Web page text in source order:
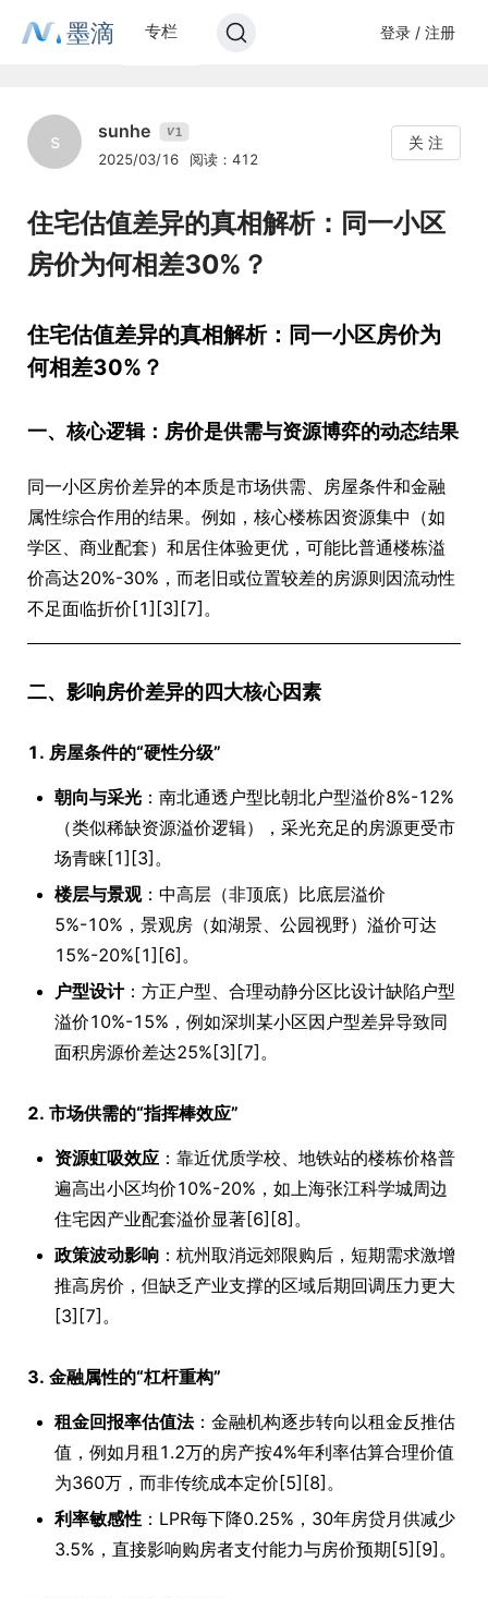
墨滴 专栏 登录 / 注册
s sunhe V1
2025/03/16 阅读：412
关 注
住宅估值差异的真相解析：同一小区
房价为何相差30%？
住宅估值差异的真相解析：同一小区房价为
何相差30%？
一、核心逻辑：房价是供需与资源博弈的动态结果
同一小区房价差异的本质是市场供需、房屋条件和金融
属性综合作用的结果。例如，核心楼栋因资源集中（如
学区、商业配套）和居住体验更优，可能比普通楼栋溢
价高达20%-30%，而老旧或位置较差的房源则因流动性
不足面临折价[1][3][7]。
二、影响房价差异的四大核心因素
1. 房屋条件的“硬性分级”
朝向与采光 ：南北通透户型比朝北户型溢价8%-12%
（类似稀缺资源溢价逻辑），采光充足的房源更受市
场青睐[1][3]。
楼层与景观：中高层（非顶底）比底层溢价
5%-10%，景观房（如湖景、公园视野）溢价可达
15%-20%[1][6]。
户型设计：方正户型、合理动静分区比设计缺陷户型
溢价10%-15%，例如深圳某小区因户型差异导致同
面积房源价差达25%[3][7]。
2. 市场供需的“指挥棒效应”
资源虹吸效应 ：靠近优质学校、地铁站的楼栋价格普
遍高出小区均价10%-20%，如上海张江科学城周边
住宅因产业配套溢价显著[6][8]。
政策波动影响 ：杭州取消远郊限购后，短期需求激增
推高房价，但缺乏产业支撑的区域后期回调压力更大
[3][7]。
3. 金融属性的“杠杆重构”
租金回报率估值法：金融机构逐步转向以租金反推估
值，例如月租1.2万的房产按4%年利率估算合理价值
为360万，而非传统成本定价[5][8]。
利率敏感性 ：LPR每下降0.25%，30年房贷月供减少
3.5%，直接影响购房者支付能力与房价预期[5][9]。